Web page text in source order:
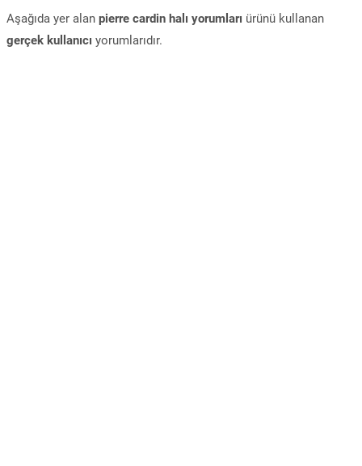
Aşağıda yer alan pierre cardin halı yorumları ürünü kullanan
gerçek kullanıcı yorumlarıdır.